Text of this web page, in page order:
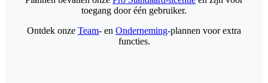
toegang door één gebruiker.
Ontdek onze Team- en Onderneming-plannen voor extra
functies.